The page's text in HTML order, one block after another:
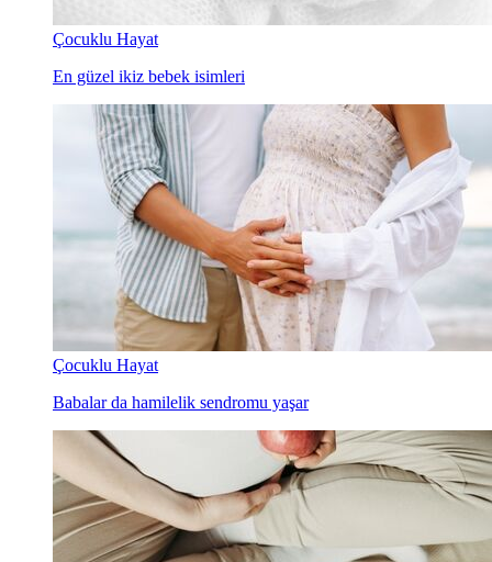
Çocuklu Hayat
En güzel ikiz bebek isimleri
Çocuklu Hayat
Babalar da hamilelik sendromu yaşar